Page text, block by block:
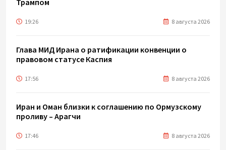
19:26 8 августа 2026
Глава МИД Ирана о ратификации конвенции о
правовом статусе Каспия
17:56 8 августа 2026
Иран и Оман близки к соглашению по Ормузскому
проливу – Арагчи
17:46 8 августа 2026